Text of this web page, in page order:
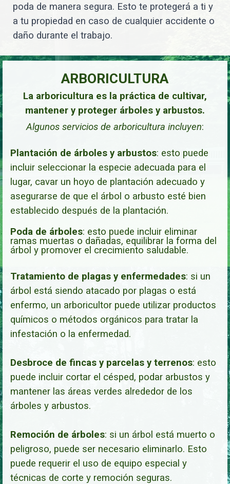
poda de manera segura. Esto te protegerá a ti y
a tu propiedad en caso de cualquier accidente o
daño durante el trabajo.
ARBORICULTURA
La arboricultura es la práctica de cultivar,
mantener y proteger árboles y arbustos.
Algunos servicios de arboricultura incluyen:
Plantación de árboles y arbustos: esto puede
incluir seleccionar la especie adecuada para el
lugar, cavar un hoyo de plantación adecuado y
asegurarse de que el árbol o arbusto esté bien
establecido después de la plantación.
Poda de árboles: esto puede incluir eliminar
ramas muertas o dañadas, equilibrar la forma del
árbol y promover el crecimiento saludable.
Tratamiento de plagas y enfermedades: si un
árbol está siendo atacado por plagas o está
enfermo, un arboricultor puede utilizar productos
químicos o métodos orgánicos para tratar la
infestación o la enfermedad.
Desbroce de fincas y parcelas y terrenos: esto
puede incluir cortar el césped, podar arbustos y
mantener las áreas verdes alrededor de los
árboles y arbustos.
Remoción de árboles: si un árbol está muerto o
peligroso, puede ser necesario eliminarlo. Esto
puede requerir el uso de equipo especial y
técnicas de corte y remoción seguras.